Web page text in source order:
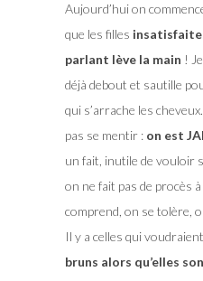
Aujourd’hui on
que les filles
parlant lève la main !
déjà debout et sautille
qui s’arrache les
pas se mentir : on est
un fait, inutile de vouloir
on ne fait pas de procès
comprend, on se tolère,
Il y a celles qui voudraient
bruns alors qu’elles